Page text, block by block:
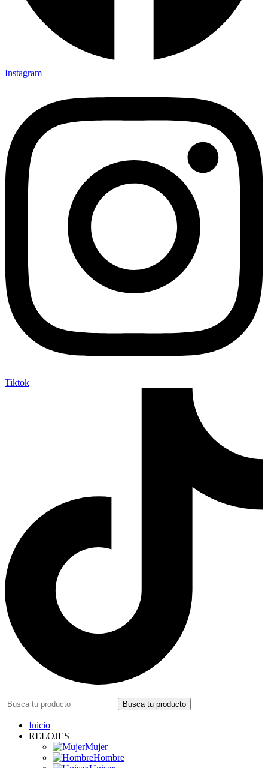
Instagram
Tiktok
Busca tu producto
Inicio
RELOJES
Mujer
Hombre